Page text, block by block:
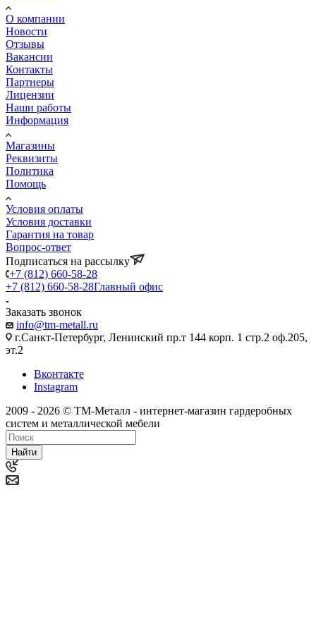
О компании
Новости
Отзывы
Вакансии
Контакты
Партнеры
Лицензии
Наши работы
Информация
Магазины
Реквизиты
Политика
Помощь
Условия оплаты
Условия доставки
Гарантия на товар
Вопрос-ответ
Подписаться на рассылку
+7 (812) 660-58-28
+7 (812) 660-58-28Главный офис
Заказать звонок
info@tm-metall.ru
г.Санкт-Петербург, Ленинский пр.т 144 корп. 1 стр.2 оф.205,
эт.2
Вконтакте
Instagram
2009 - 2026 © ТМ-Металл - интернет-магазин гардеробных
систем и металлической мебели
Найти